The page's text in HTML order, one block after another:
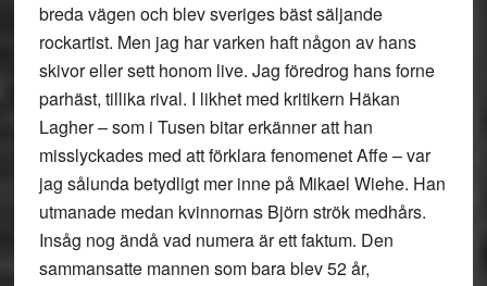
breda vägen och blev sveriges bäst säljande
rockartist. Men jag har varken haft någon av hans
skivor eller sett honom live. Jag föredrog hans forne
parhäst, tillika rival. I likhet med kritikern Häkan
Lagher – som i Tusen bitar erkänner att han
misslyckades med att förklara fenomenet Affe – var
jag sålunda betydligt mer inne på Mikael Wiehe. Han
utmanade medan kvinnornas Björn strök medhårs.
Insåg nog ändå vad numera är ett faktum. Den
sammansatte mannen som bara blev 52 år,